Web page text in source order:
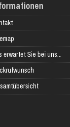
erwartet Sie bei uns...